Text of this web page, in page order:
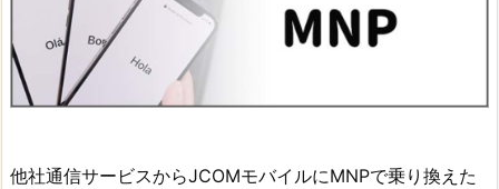
他社通信サービスからJCOMモバイルにMNPで乗り換えた